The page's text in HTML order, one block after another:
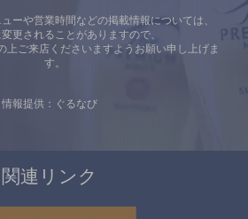
ーや営業時間などの掲載情報については、
更されることがありますので、
上ご来店くださいますようお願い申し上げま
す。
情報提供：ぐるなび
関連リンク